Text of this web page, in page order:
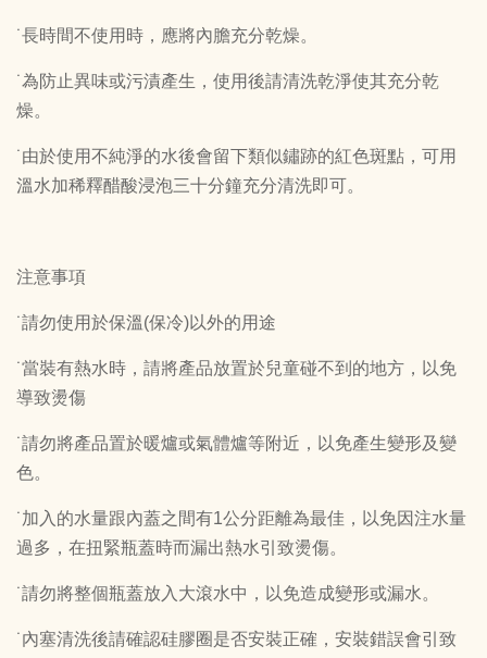
˙長時間不使用時，應將內膽充分乾燥。
˙為防止異味或污漬產生，使用後請清洗乾淨使其充分乾
燥。
˙由於使用不純淨的水後會留下類似鏽跡的紅色斑點，可用
溫水加稀釋醋酸浸泡三十分鐘充分清洗即可。
注意事項
˙請勿使用於保溫(保冷)以外的用途
˙當裝有熱水時，請將產品放置於兒童碰不到的地方，以免
導致燙傷
˙請勿將產品置於暖爐或氣體爐等附近，以免產生變形及變
色。
˙加入的水量跟內蓋之間有1公分距離為最佳，以免因注水量
過多，在扭緊瓶蓋時而漏出熱水引致燙傷。
˙請勿將整個瓶蓋放入大滾水中，以免造成變形或漏水。
˙內塞清洗後請確認硅膠圈是否安裝正確，安裝錯誤會引致